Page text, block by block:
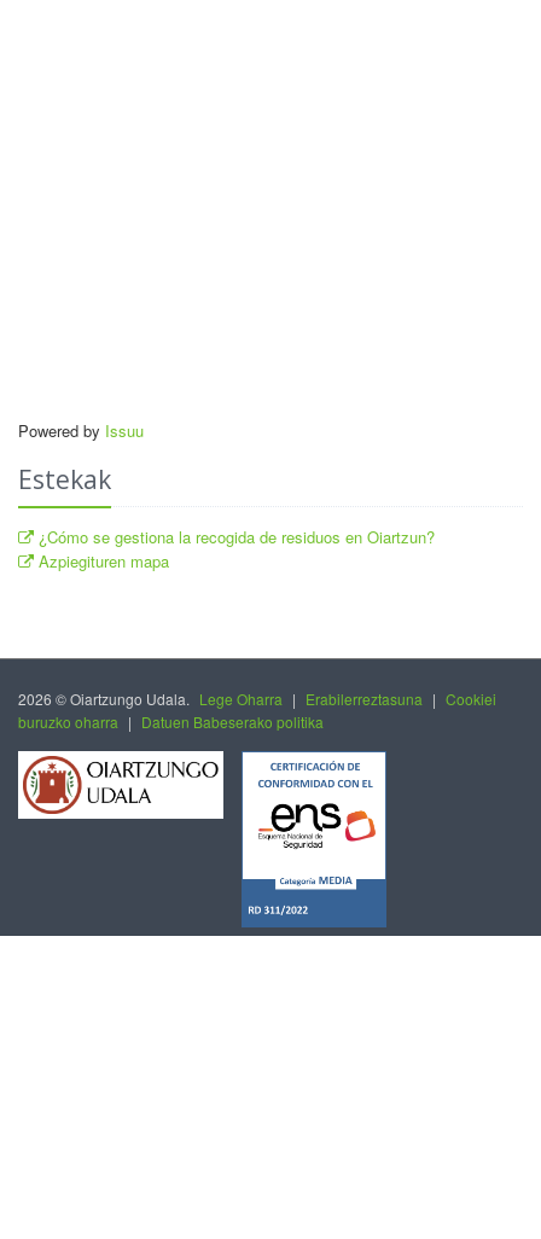
Powered by Issuu
Estekak
¿Cómo se gestiona la recogida de residuos en Oiartzun?
Azpiegituren mapa
2026 © Oiartzungo Udala. Lege Oharra | Erabilerreztasuna | Cookiei
buruzko oharra | Datuen Babeserako politika